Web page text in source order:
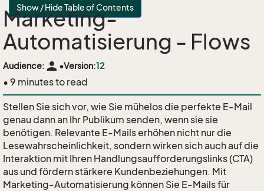
Show / Hide Table of Contents
Marketing-
Automatisierung - Flows
Audience: person •Version:12
• 9 minutes to read
Stellen Sie sich vor, wie Sie mühelos die perfekte E-Mail
genau dann an Ihr Publikum senden, wenn sie sie
benötigen. Relevante E-Mails erhöhen nicht nur die
Lesewahrscheinlichkeit, sondern wirken sich auch auf die
Interaktion mit Ihren Handlungsaufforderungslinks (CTA)
aus und fördern stärkere Kundenbeziehungen. Mit
Marketing-Automatisierung können Sie E-Mails für